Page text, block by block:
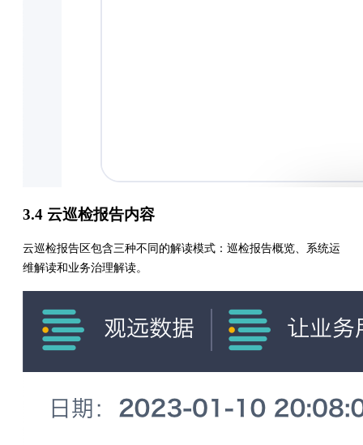
3.4 云巡检报告内容
云巡检报告区包含三种不同的解读模式：巡检报告概览、系统运
维解读和业务治理解读。